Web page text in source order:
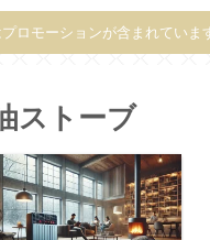
ロモーションが含まれていま
ストーブ